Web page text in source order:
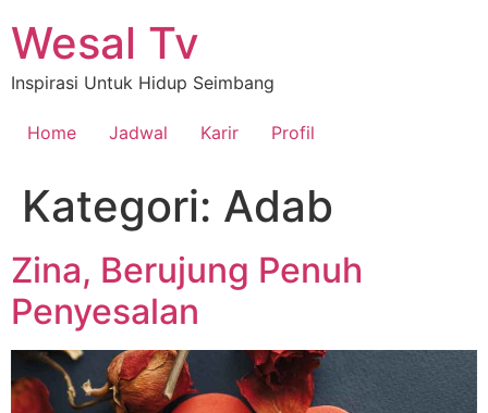
ke
konten
Wesal Tv
Inspirasi Untuk Hidup Seimbang
Home Jadwal Karir Profil
Kategori: Adab
Zina, Berujung Penuh
Penyesalan